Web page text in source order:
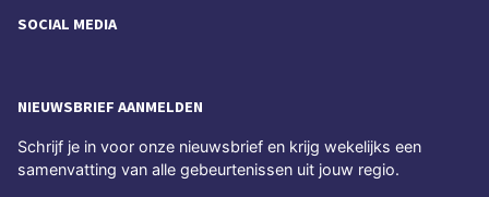
SOCIAL MEDIA
NIEUWSBRIEF AANMELDEN
Schrijf je in voor onze nieuwsbrief en krijg wekelijks een
samenvatting van alle gebeurtenissen uit jouw regio.